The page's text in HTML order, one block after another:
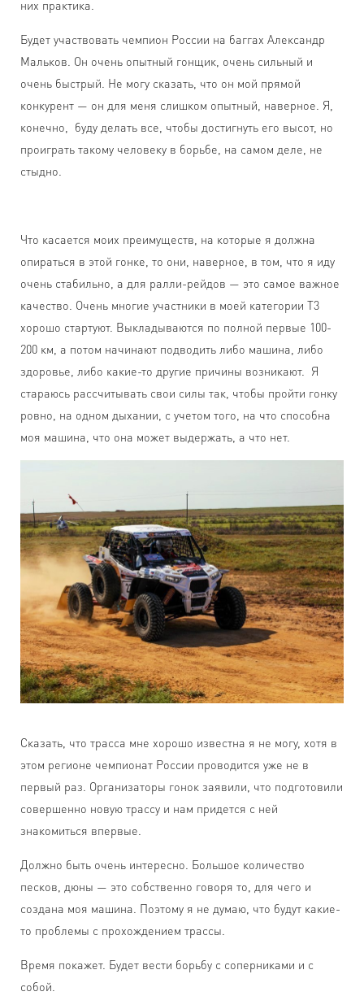
них практика.
Будет участвовать чемпион России на баггах Александр
Мальков. Он очень опытный гонщик, очень сильный и
очень быстрый. Не могу сказать, что он мой прямой
конкурент — он для меня слишком опытный, наверное. Я,
конечно, буду делать все, чтобы достигнуть его высот, но
проиграть такому человеку в борьбе, на самом деле, не
стыдно.
Что касается моих преимуществ, на которые я должна
опираться в этой гонке, то они, наверное, в том, что я иду
очень стабильно, а для ралли-рейдов — это самое важное
качество. Очень многие участники в моей категории Т3
хорошо стартуют. Выкладываются по полной первые 100-
200 км, а потом начинают подводить либо машина, либо
здоровье, либо какие-то другие причины возникают. Я
стараюсь рассчитывать свои силы так, чтобы пройти гонку
ровно, на одном дыхании, с учетом того, на что способна
моя машина, что она может выдержать, а что нет.
Сказать, что трасса мне хорошо известна я не могу, хотя в
этом регионе чемпионат России проводится уже не в
первый раз. Организаторы гонок заявили, что подготовили
совершенно новую трассу и нам придется с ней
знакомиться впервые.
Должно быть очень интересно. Большое количество
песков, дюны — это собственно говоря то, для чего и
создана моя машина. Поэтому я не думаю, что будут какие-
то проблемы с прохождением трассы.
Время покажет. Будет вести борьбу с соперниками и с
собой.